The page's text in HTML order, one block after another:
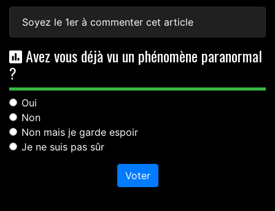
Soyez le 1er à commenter cet article
Avez vous déjà vu un phénomène paranormal
?
Oui
Non
Non mais je garde espoir
Je ne suis pas sûr
Voter